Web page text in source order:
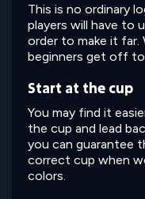
This is no ordinary
players will have to
order to make it far.
beginners get off
Start at the cup
You may find it
the cup and lead
you can guarantee
correct cup when
colors.